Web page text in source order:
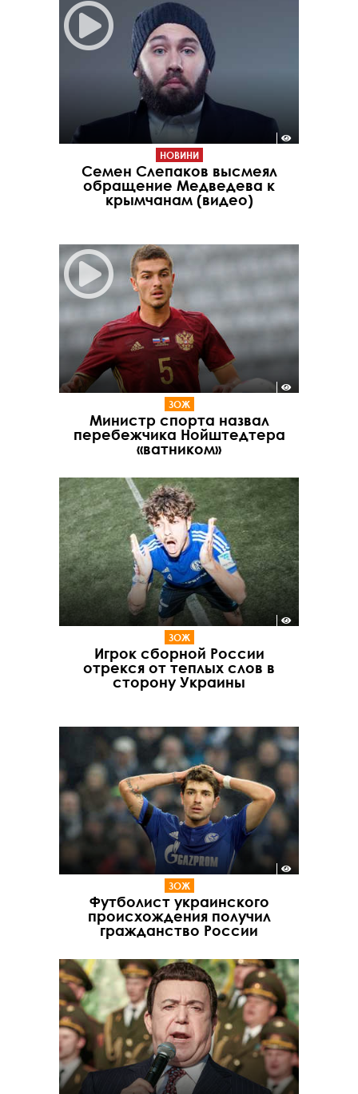
НОВИНИ
Семен Слепаков высмеял
обращение Медведева к
крымчанам (видео)
ЗОЖ
Министр спорта назвал
перебежчика Нойштедтера
«ватником»
ЗОЖ
Игрок сборной России
отрекся от теплых слов в
сторону Украины
ЗОЖ
Футболист украинского
происхождения получил
гражданство России